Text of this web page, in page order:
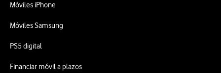
Móviles iPhone
Móviles Samsung
PS5 digital
Financiar móvil a plazos